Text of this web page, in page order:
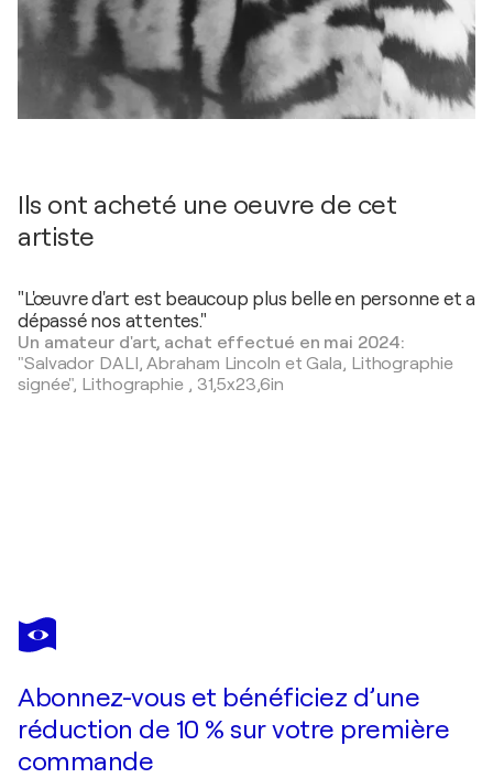
Ils ont acheté une oeuvre de cet
artiste
"L'œuvre d'art est beaucoup plus belle en personne et a
dépassé nos attentes."
Un amateur d'art, achat effectué en mai 2024:
"Salvador DALI, Abraham Lincoln et Gala, Lithographie
signée", Lithographie, 31,5x23,6in
SALVADOR DALÍ
Dante et deux anges, Bois gravé original
Abonnez-vous et bénéficiez d’une
réduction de 10 % sur votre première
commande